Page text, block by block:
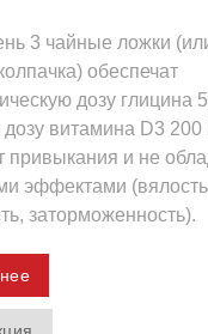
3 чайные ложки
обеспечат
дозу глицина
дозу витамина D3
привыкания и не
эффектами
заторможенность).